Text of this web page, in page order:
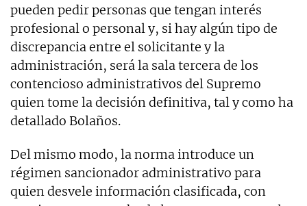
pueden pedir personas que tengan interés
profesional o personal y, si hay algún tipo de
discrepancia entre el solicitante y la
administración, será la sala tercera de los
contencioso administrativos del Supremo
quien tome la decisión definitiva, tal y como ha
detallado Bolaños.
Del mismo modo, la norma introduce un
régimen sancionador administrativo para
quien desvele información clasificada, con